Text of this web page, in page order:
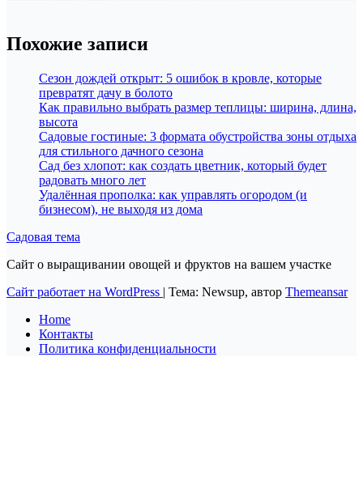
Похожие записи
Сезон дождей открыт: 5 ошибок в кровле, которые
превратят дачу в болото
Как правильно выбрать размер теплицы: ширина, длина,
высота
Садовые гостиные: 3 формата обустройства зоны отдыха
для стильного дачного сезона
Сад без хлопот: как создать цветник, который будет
радовать много лет
Удалённая прополка: как управлять огородом (и
бизнесом), не выходя из дома
Садовая тема
Сайт о выращивании овощей и фруктов на вашем участке
Сайт работает на WordPress | Тема: Newsup, автор Themeansar
Home
Контакты
Политика конфиденциальности